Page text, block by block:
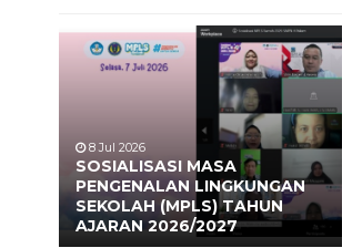
8 Jul 2026
SOSIALISASI MASA
PENGENALAN LINGKUNGAN
SEKOLAH (MPLS) TAHUN
AJARAN 2026/2027